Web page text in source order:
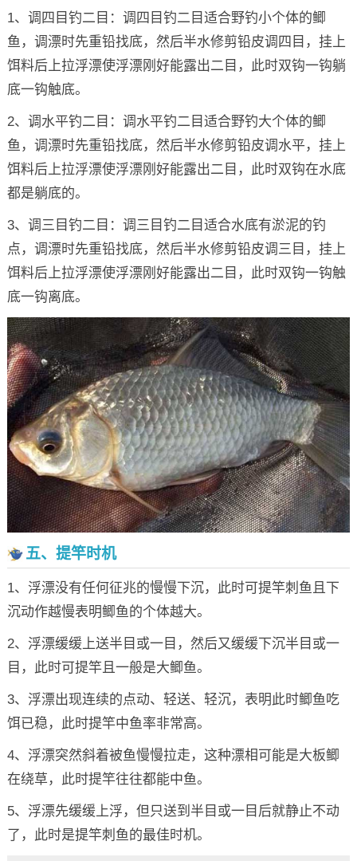
1、调四目钓二目：调四目钓二目适合野钓小个体的鲫
鱼，调漂时先重铅找底，然后半水修剪铅皮调四目，挂上
饵料后上拉浮漂使浮漂刚好能露出二目，此时双钩一钩躺
底一钩触底。
2、调水平钓二目：调水平钓二目适合野钓大个体的鲫
鱼，调漂时先重铅找底，然后半水修剪铅皮调水平，挂上
饵料后上拉浮漂使浮漂刚好能露出二目，此时双钩在水底
都是躺底的。
3、调三目钓二目：调三目钓二目适合水底有淤泥的钓
点，调漂时先重铅找底，然后半水修剪铅皮调三目，挂上
饵料后上拉浮漂使浮漂刚好能露出二目，此时双钩一钩触
底一钩离底。
五、提竿时机
1、浮漂没有任何征兆的慢慢下沉，此时可提竿刺鱼且下
沉动作越慢表明鲫鱼的个体越大。
2、浮漂缓缓上送半目或一目，然后又缓缓下沉半目或一
目，此时可提竿且一般是大鲫鱼。
3、浮漂出现连续的点动、轻送、轻沉，表明此时鲫鱼吃
饵已稳，此时提竿中鱼率非常高。
4、浮漂突然斜着被鱼慢慢拉走，这种漂相可能是大板鲫
在绕草，此时提竿往往都能中鱼。
5、浮漂先缓缓上浮，但只送到半目或一目后就静止不动
了，此时是提竿刺鱼的最佳时机。